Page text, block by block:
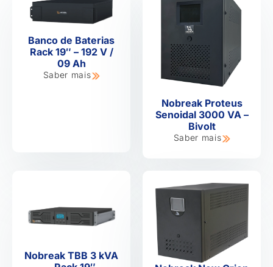
Banco de Baterias
Rack 19″ – 192 V /
09 Ah
Saber mais
Nobreak Proteus
Senoidal 3000 VA –
Bivolt
Saber mais
Nobreak TBB 3 kVA